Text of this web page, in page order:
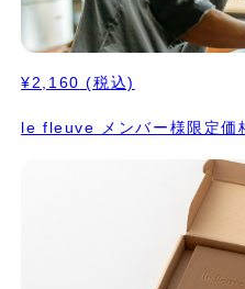
¥2,160 (税込)
le fleuve メンバー様限定価